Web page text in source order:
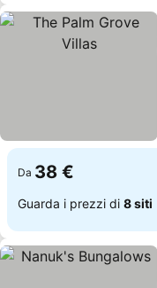
Da 38 €
Guarda i prezzi di 8 siti